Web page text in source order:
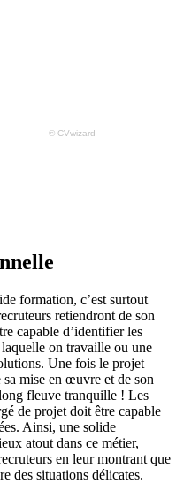
formation, c’est surtout
retiendront de son
capable d’identifier les
on travaille ou une
Une fois le projet
mise en œuvre et de son
fleuve tranquille ! Les
de projet doit être capable
Ainsi, une solide
atout dans ce métier,
en leur montrant que
des situations délicates.